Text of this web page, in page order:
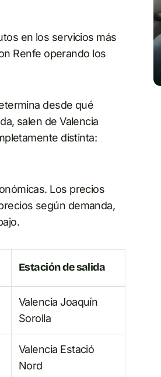
en los servicios más
Renfe operando los
desde qué
salen de Valencia
distinta:
Los precios
según demanda,
Estación de salida
Valencia Joaquín
Sorolla
Valencia Estació
Nord